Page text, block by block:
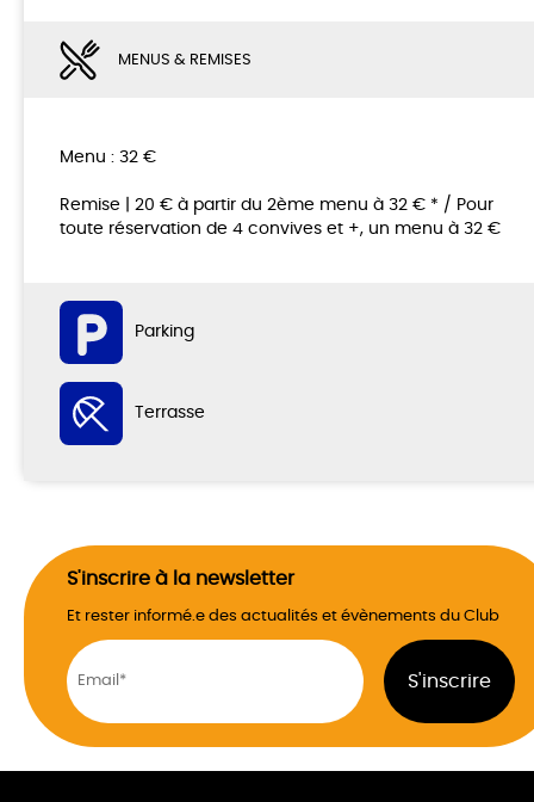
MENUS & REMISES
Menu : 32 €
Remise | 20 € à partir du 2ème menu à 32 € * / Pour
toute réservation de 4 convives et +, un menu à 32 €
Parking
Terrasse
S'inscrire à la newsletter
Et rester informé.e des actualités et évènements du Club